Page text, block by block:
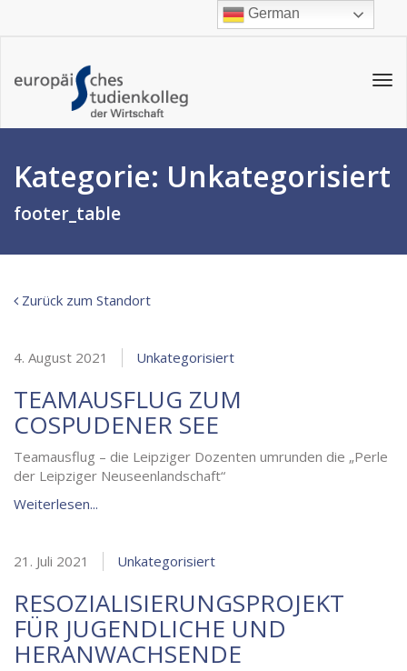
Kategorie: Unkategorisiert
footer_table
Zurück zum Standort
4. August 2021 Unkategorisiert
TEAMAUSFLUG ZUM
COSPUDENER SEE
Teamausflug – die Leipziger Dozenten umrunden die „Perle
der Leipziger Neuseenlandschaft“
Weiterlesen...
21. Juli 2021 Unkategorisiert
RESOZIALISIERUNGSPROJEKT
FÜR JUGENDLICHE UND
HERANWACHSENDE
German